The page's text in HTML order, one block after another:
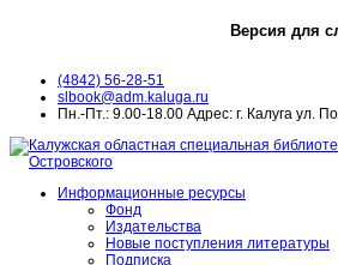
Версия для
(4842) 56-28-51
slbook@adm.kaluga.ru
Пн.-Пт.: 9.00-18.00 Адрес: г. Калуга ул.
Информационные ресурсы
Фонд
Издательства
Новые поступления литературы
Подписка